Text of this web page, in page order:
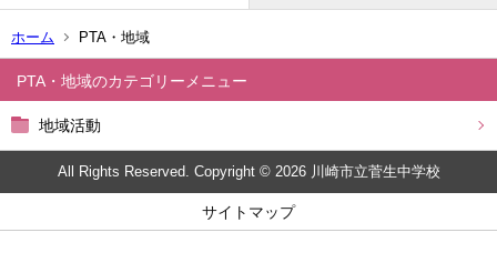
ホーム PTA・地域
PTA・地域
地域活動
All Rights Reserved. Copyright © 2026 川崎市立菅生中学校
サイトマップ